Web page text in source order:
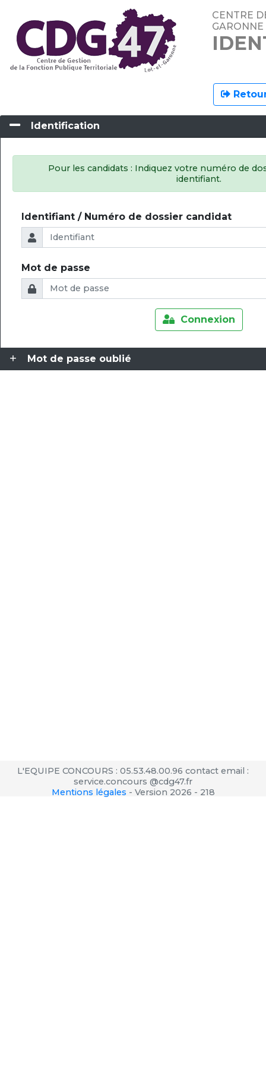
CENTRE
GARONNE
Identification
Pour les candidats : Indiquez votre numéro de
identifiant.
Identifiant / Numéro de dossier candidat
Mot de passe
Connexion
Mot de passe oublié
L'EQUIPE CONCOURS : 05.53.48.00.96 contact email :
service.concours @cdg47.fr
Mentions légales - Version 2026 - 218